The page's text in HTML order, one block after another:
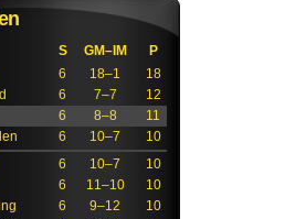
S GM–IM
P
6 18–1
18
6 7–7
12
6 8–8
11
6 10–7
10
6 10–7
10
6 11–10
10
6 9–12
10